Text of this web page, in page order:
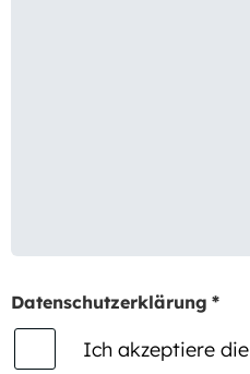
Datenschutzerklärung *
Ich akzeptiere die